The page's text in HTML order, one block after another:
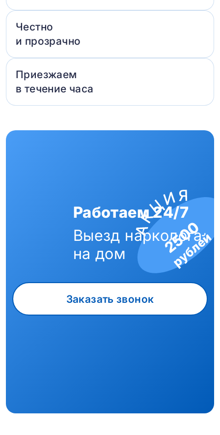
Честно
и прозрачно
Приезжаем
в течение часа
2500
рублей
Работаем 24/7
Выезд нарколога
на дом
Заказать звонок